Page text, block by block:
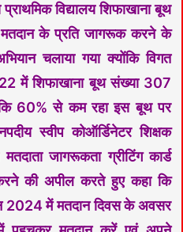
विद्यालय शिफाखाना बूथ
के प्रति जागरूक करने के
चलाया गया क्योंकि विगत
में शिफाखाना बूथ संख्या 307
60% से कम रहा इस बूथ पर
स्वीप कोऑर्डिनेटर शिक्षक
जागरूकता ग्रीटिंग कार्ड
की अपील करते हुए कहा कि
2024 में मतदान दिवस के अवसर